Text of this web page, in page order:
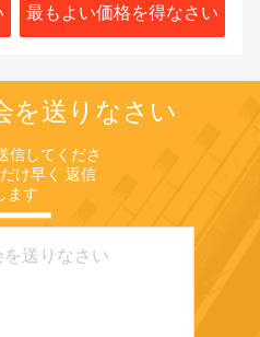
最もよい価格を得なさい
を送りなさい
信してくださ
け早く 返信
ます